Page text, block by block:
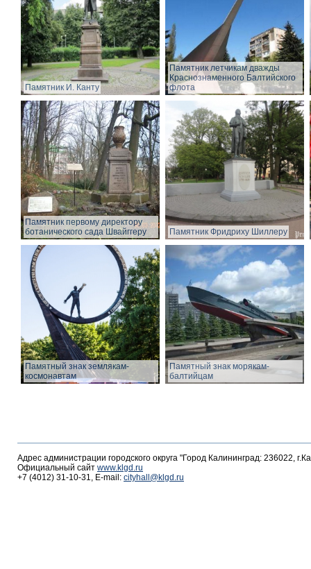
Памятник И. Канту
Памятник летчикам дважды
Краснознаменного Балтийского
флота
Памятник первому директору
ботанического сада Швайггеру
Памятник Фридриху Шиллеру
Памятный знак землякам-
космонавтам
Памятный знак морякам-
балтийцам
Адрес администрации городского округа "Город Калининград: 236022,
Официальный сайт www.klgd.ru
+7 (4012) 31-10-31, E-mail: cityhall@klgd.ru